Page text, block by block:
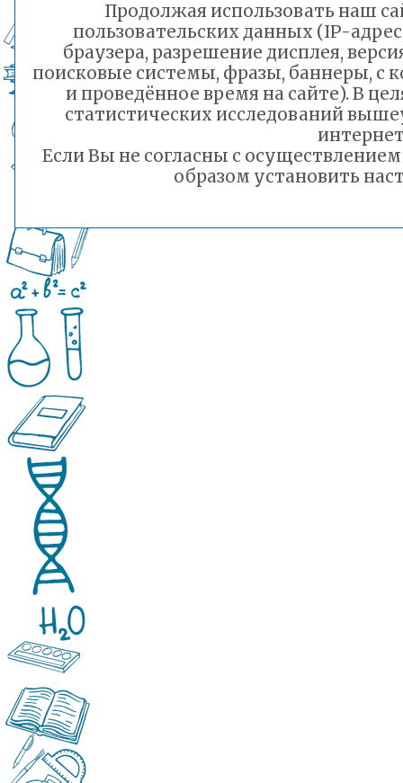
Продолжая использовать наш
пользовательских данных (IP-
браузера, разрешение дисплея,
поисковые системы, фразы, баннеры, с
и проведённое время на сайте). В
статистических исследований
Если Вы не согласны с
образом установить